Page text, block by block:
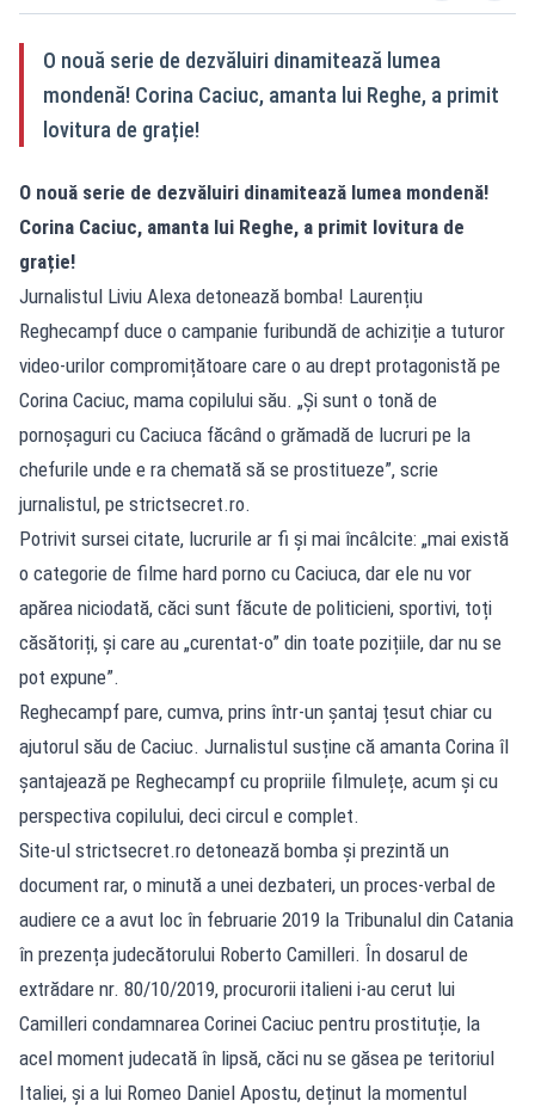
O nouă serie de dezvăluiri dinamitează lumea
mondenă! Corina Caciuc, amanta lui Reghe, a primit
lovitura de grație!
O nouă serie de dezvăluiri dinamitează lumea mondenă!
Corina Caciuc, amanta lui Reghe, a primit lovitura de
grație!
Jurnalistul Liviu Alexa detonează bomba! Laurențiu
Reghecampf duce o campanie furibundă de achiziție a tuturor
video-urilor compromițătoare care o au drept protagonistă pe
Corina Caciuc, mama copilului său. „Și sunt o tonă de
pornoșaguri cu Caciuca făcând o grămadă de lucruri pe la
chefurile unde e ra chemată să se prostitueze”, scrie
jurnalistul, pe strictsecret.ro.
Potrivit sursei citate, lucrurile ar fi și mai încâlcite: „mai există
o categorie de filme hard porno cu Caciuca, dar ele nu vor
apărea niciodată, căci sunt făcute de politicieni, sportivi, toți
căsătoriți, și care au „curentat-o” din toate pozițiile, dar nu se
pot expune”.
Reghecampf pare, cumva, prins într-un șantaj țesut chiar cu
ajutorul său de Caciuc. Jurnalistul susține că amanta Corina îl
șantajează pe Reghecampf cu propriile filmulețe, acum și cu
perspectiva copilului, deci circul e complet.
Site-ul strictsecret.ro detonează bomba și prezintă un
document rar, o minută a unei dezbateri, un proces-verbal de
audiere ce a avut loc în februarie 2019 la Tribunalul din Catania
în prezența judecătorului Roberto Camilleri. În dosarul de
extrădare nr. 80/10/2019, procurorii italieni i-au cerut lui
Camilleri condamnarea Corinei Caciuc pentru prostituție, la
acel moment judecată în lipsă, căci nu se găsea pe teritoriul
Italiei, și a lui Romeo Daniel Apostu, deținut la momentul